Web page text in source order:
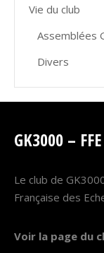
Vie du club
Assemblées
Divers
GK3000 – FFE
Le club de
Française des
Voir la page du